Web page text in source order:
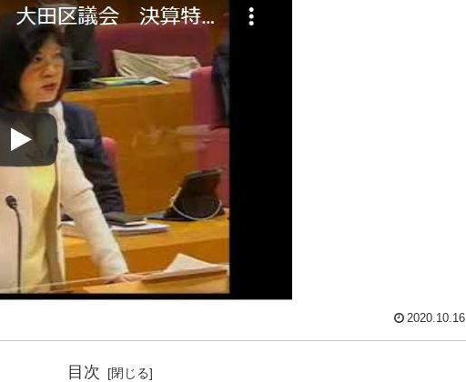
2020.10.16
目次